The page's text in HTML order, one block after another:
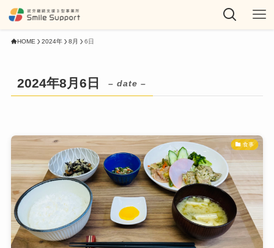
HOME 2024年 8月 6日
2024年8月6日 – date –
食事